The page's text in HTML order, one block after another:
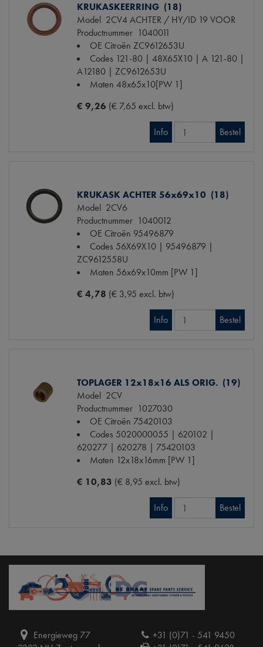
KRUKASKEERRING (18)
Model 2CV4 ACHTER / HY/ID 19 VOOR
Productnummer 1040011
OE Citroën ZC9612653U
Codes 121-80 | 48X65X10 | A 121-80 |
A12180 | ZC9612653U
Maten 48x65x10[PW 1]
€ 9,26 (€ 7,65 excl. btw)
Info Bestel
KRUKASK ACHTER 56x69x10 (18)
Model 2CV6
Productnummer 1040012
OE Citroën 95496879
Codes 56X69X10 | 95496879 |
ZC9612558U
Maten 56x69x10mm [PW 1]
€ 4,78 (€ 3,95 excl. btw)
Info Bestel
TOPLAGER 12x18x16 ALS ORIG. (19)
Model 2CV
Productnummer 1027030
OE Citroën 75420103
Codes 5020000055 | 620102 |
620277 | 620278 | 75420103
Maten 12x18x16mm [PW 1]
€ 10,83 (€ 8,95 excl. btw)
Info Bestel
Energieweg 77
+31 (0)71 - 541 9450